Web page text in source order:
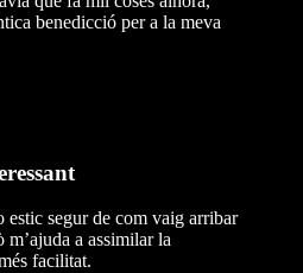
benedicció per a la meva
estic segur de com vaig arribar
m’ajuda a assimilar la
facilitat.